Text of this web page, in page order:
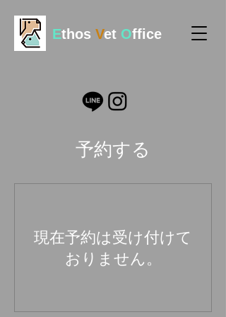
Ethos Vet Office
予約する
現在予約は受け付けて
おりません。